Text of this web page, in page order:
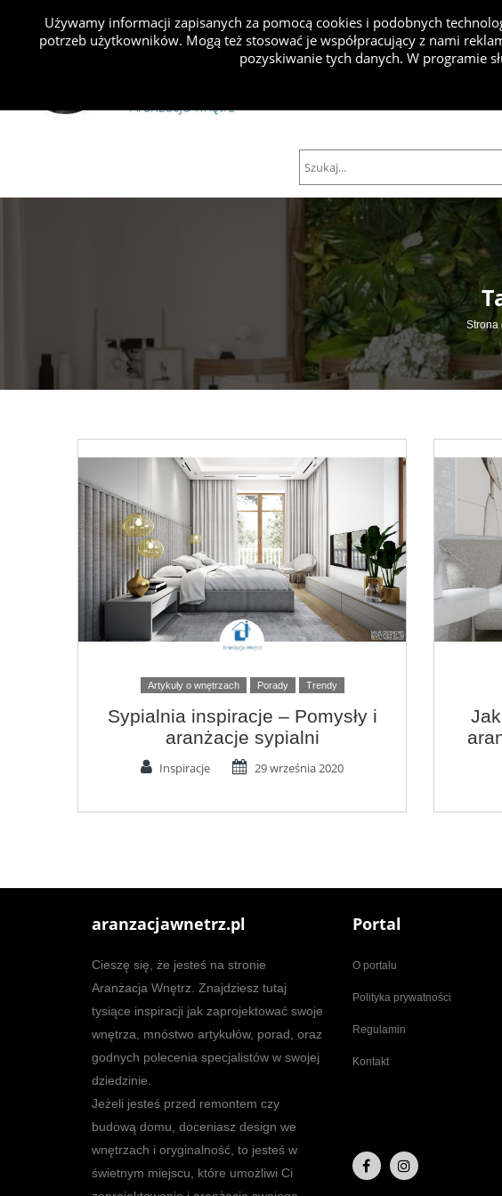
Projekty Inspiracje
Strona
Artykuły o wnętrzach Porady Trendy
Sypialnia inspiracje – Pomysły i
aranżacje sypialni
Inspiracje 29 września 2020
aranzacjawnetrz.pl
Cieszę się, że jesteś na stronie
Aranżacja Wnętrz. Znajdziesz tutaj
tysiące inspiracji jak zaprojektować swoje
wnętrza, mnóstwo artykułów, porad, oraz
godnych polecenia specjalistów w swojej
dziedzinie.
Jeżeli jesteś przed remontem czy
budową domu, doceniasz design we
wnętrzach i oryginalność, to jesteś w
świetnym miejscu, które umożliwi Ci
Portal
O portalu
Polityka prywatności
Regulamin
Kontakt
Używamy informacji zapisanych za pomocą cookies i podobnych
potrzeb użytkowników. Mogą też stosować je współpracujący z nami
pozyskiwanie tych danych. W programie